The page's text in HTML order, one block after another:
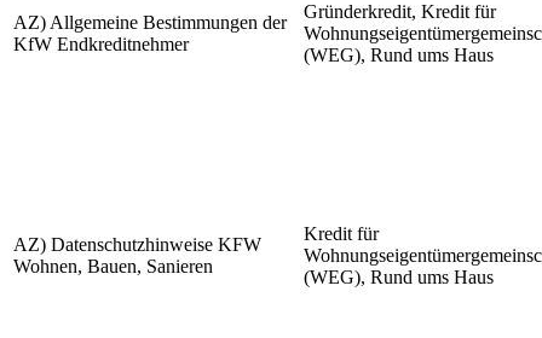
AZ) Allgemeine Bestimmungen der
KfW Endkreditnehmer
Gründerkredit, Kredit für
(WEG), Rund ums Haus
AZ) Datenschutzhinweise KFW
Wohnen, Bauen, Sanieren
Kredit für
(WEG), Rund ums Haus